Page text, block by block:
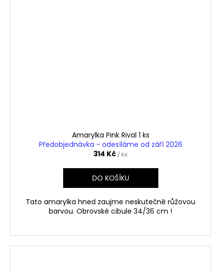
Amarylka Pink Rival 1 ks
Předobjednávka - odesíláme od září 2026
314 Kč / ks
DO KOŠÍKU
Tato amarylka hned zaujme neskutečně růžovou
barvou. Obrovské cibule 34/36 cm !